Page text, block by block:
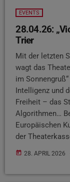
EVENTS
28.04.26:
Trier
Mit der letzten
wagt das
im
Intelligenz und
Freiheit – das
Algorithmen…
Europäischen
der
today 28. APRIL 2026